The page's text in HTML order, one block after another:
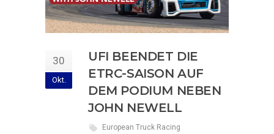
30
Okt.
UFI BEENDET DIE
ETRC-SAISON AUF
DEM PODIUM NEBEN
JOHN NEWELL
European Truck Racing